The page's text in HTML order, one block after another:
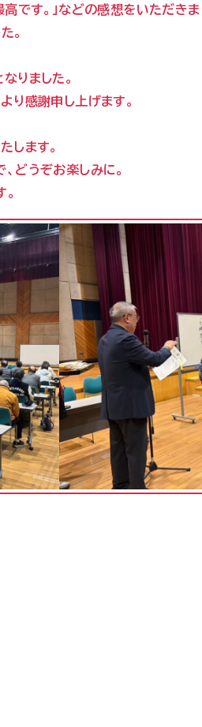
です。」などの感想をいただきま
。
りました。
り感謝申し上げます。
します。
どうぞお楽しみに。